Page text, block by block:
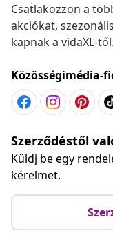
Csatlakozzon a
akciókat,
kapnak a vidaXL-től.
Közösségimédia-
Szerződéstől
Küldj be egy
kérelmet.